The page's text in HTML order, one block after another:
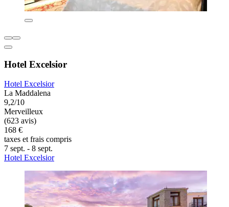
Hotel Excelsior
Hotel Excelsior
La Maddalena
9,2/10
Merveilleux
(623 avis)
168 €
taxes et frais compris
7 sept. - 8 sept.
Hotel Excelsior